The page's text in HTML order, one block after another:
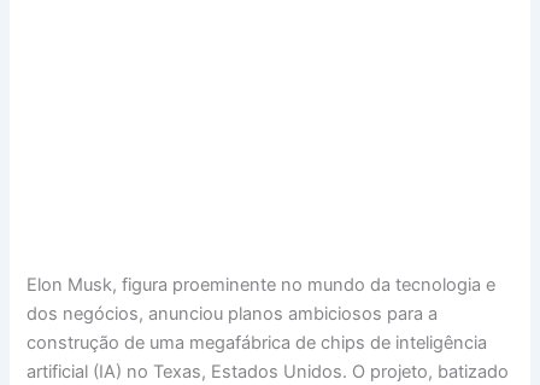
Elon Musk, figura proeminente no mundo da tecnologia e
dos negócios, anunciou planos ambiciosos para a
construção de uma megafábrica de chips de inteligência
artificial (IA) no Texas, Estados Unidos. O projeto, batizado